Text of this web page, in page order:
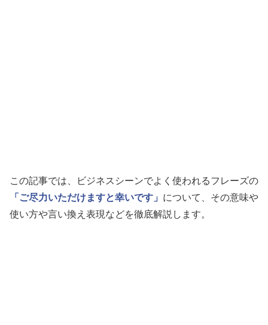
この記事では、ビジネスシーンでよく使われるフレーズの
「ご尽力いただけますと幸いです」 について、その意味や
使い方や言い換え表現などを徹底解説します。